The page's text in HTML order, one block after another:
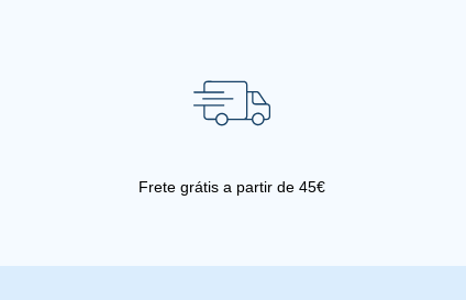
Frete grátis a partir de 45€